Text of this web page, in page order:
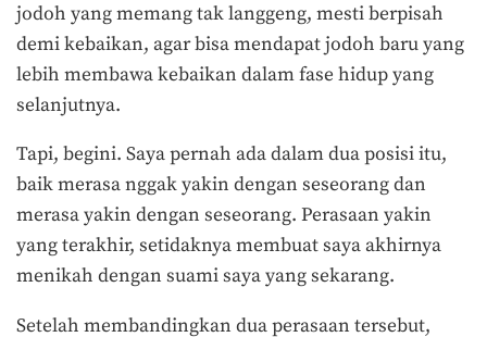
jodoh yang memang tak langgeng, mesti berpisah
demi kebaikan, agar bisa mendapat jodoh baru yang
lebih membawa kebaikan dalam fase hidup yang
selanjutnya.
Tapi, begini. Saya pernah ada dalam dua posisi itu,
baik merasa nggak yakin dengan seseorang dan
merasa yakin dengan seseorang. Perasaan yakin
yang terakhir, setidaknya membuat saya akhirnya
menikah dengan suami saya yang sekarang.
Setelah membandingkan dua perasaan tersebut,